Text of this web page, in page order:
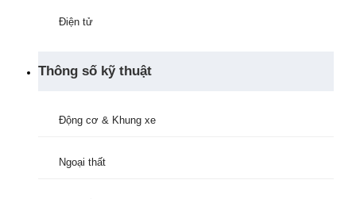
Điện tử
Thông số kỹ thuật
Động cơ & Khung xe
Ngoại thất